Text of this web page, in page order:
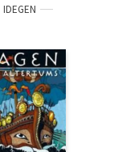
IDEGEN